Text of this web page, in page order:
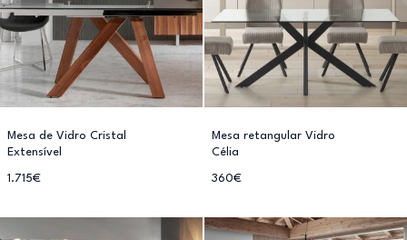
Mesa de Vidro Cristal
Extensível
1.715€
Mesa retangular Vidro
Célia
360€